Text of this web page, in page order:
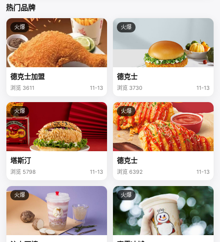
热门品牌
火爆
德克士加盟
浏览 3611 11-13
火爆
德克士
浏览 3730 11-13
火爆
塔斯汀
浏览 5798 11-13
火爆
德克士
浏览 6392 11-13
火爆 火爆